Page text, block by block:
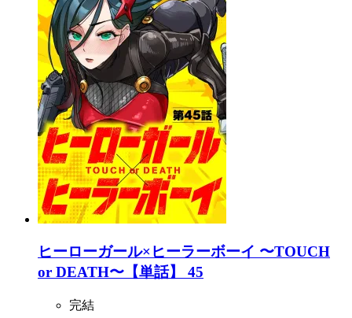
ヒーローガール×ヒーラーボーイ 〜TOUCH
or DEATH〜【単話】 45
完結